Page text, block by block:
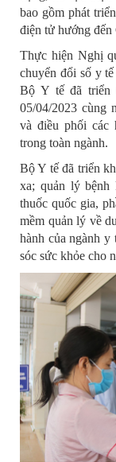
bao gồm phát
điện tử hướng đến
Thực hiện Nghị
chuyển đổi số y
Bộ Y tế đã triển
05/04/2023 cùng
và điều phối các
trong toàn ngành.
Bộ Y tế đã triển
xa; quản lý bệnh
thuốc quốc gia,
mềm quản lý về
hành của ngành
sóc sức khỏe cho